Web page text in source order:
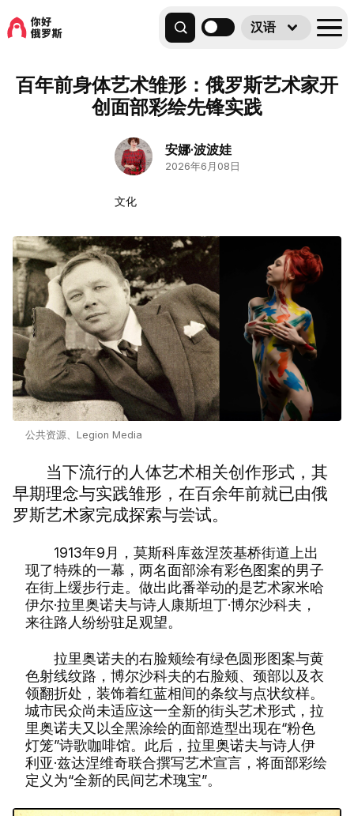
汉语
百年前身体艺术雏形：俄罗斯艺术家开
创面部彩绘先锋实践
安娜·波波娃
2026年6月08日
文化
公共资源、Legion Media
当下流行的人体艺术相关创作形式，其
早期理念与实践雏形，在百余年前就已由俄
罗斯艺术家完成探索与尝试。
1913年9月，莫斯科库兹涅茨基桥街道上出
现了特殊的一幕，两名面部涂有彩色图案的男子
在街上缓步行走。做出此番举动的是艺术家米哈
伊尔·拉里奥诺夫与诗人康斯坦丁·博尔沙科夫，
来往路人纷纷驻足观望。
拉里奥诺夫的右脸颊绘有绿色圆形图案与黄
色射线纹路，博尔沙科夫的右脸颊、颈部以及衣
领翻折处，装饰着红蓝相间的条纹与点状纹样。
城市民众尚未适应这一全新的街头艺术形式，拉
里奥诺夫又以全黑涂绘的面部造型出现在“粉色
灯笼”诗歌咖啡馆。此后，拉里奥诺夫与诗人伊
利亚·兹达涅维奇联合撰写艺术宣言，将面部彩绘
定义为“全新的民间艺术瑰宝”。